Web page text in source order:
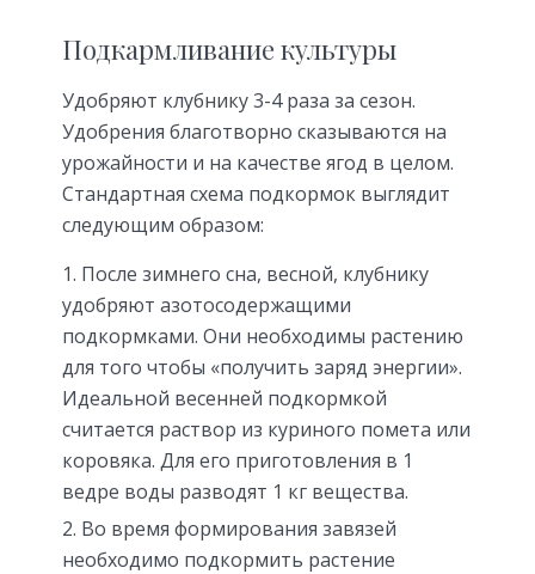
Подкармливание культуры
Удобряют клубнику 3-4 раза за сезон.
Удобрения благотворно сказываются на
урожайности и на качестве ягод в целом.
Стандартная схема подкормок выглядит
следующим образом:
После зимнего сна, весной, клубнику
удобряют азотосодержащими
подкормками. Они необходимы растению
для того чтобы «получить заряд энергии».
Идеальной весенней подкормкой
считается раствор из куриного помета или
коровяка. Для его приготовления в 1
ведре воды разводят 1 кг вещества.
Во время формирования завязей
необходимо подкормить растение